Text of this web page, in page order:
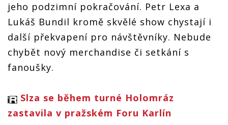
jeho podzimní pokračování. Petr Lexa a
Lukáš Bundil kromě skvělé show chystají i
další překvapení pro návštěvníky. Nebude
chybět nový merchandise či setkání s
fanoušky.
Slza se během turné Holomráz
zastavila v pražském Foru Karlín